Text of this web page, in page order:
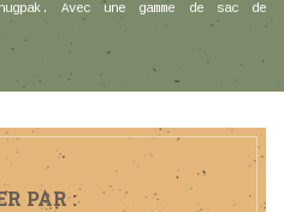
Avec une gamme de sac de
PAR :